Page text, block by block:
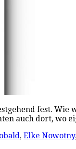
fest.
auch dort, wo
, Elke Nowotny